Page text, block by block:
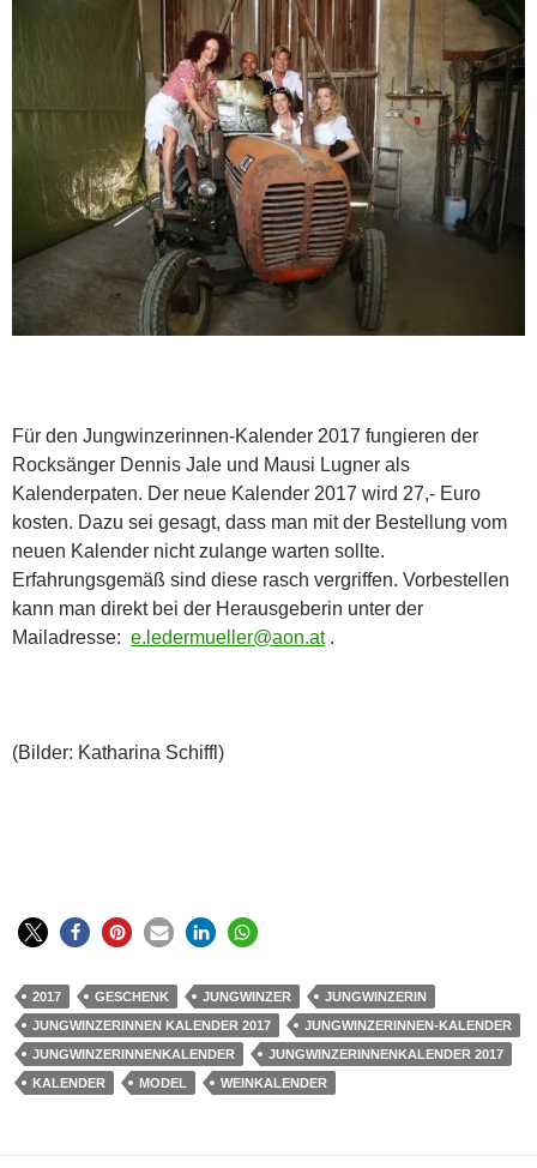
Für den Jungwinzerinnen-Kalender 2017 fungieren der
Rocksänger Dennis Jale und Mausi Lugner als
Kalenderpaten. Der neue Kalender 2017 wird 27,- Euro
kosten. Dazu sei gesagt, dass man mit der Bestellung vom
neuen Kalender nicht zulange warten sollte.
Erfahrungsgemäß sind diese rasch vergriffen. Vorbestellen
kann man direkt bei der Herausgeberin unter der
Mailadresse: e.ledermueller@aon.at.
(Bilder: Katharina Schiffl)
2017 GESCHENK JUNGWINZER
JUNGWINZERIN
JUNGWINZERINNEN KALENDER 2017
JUNGWINZERINNEN-KALENDER
JUNGWINZERINNENKALENDER
JUNGWINZERINNENKALENDER 2017
KALENDER
MODEL WEINKALENDER